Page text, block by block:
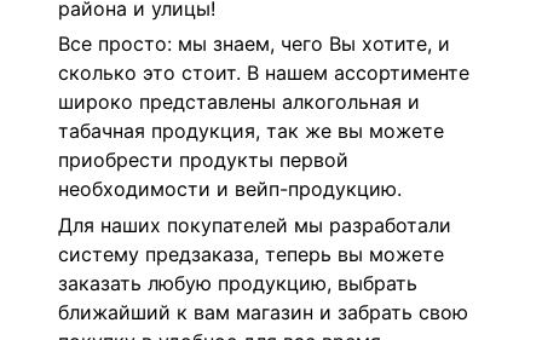
района и улицы!
Все просто: мы знаем, чего Вы хотите, и
сколько это стоит. В нашем ассортименте
широко представлены алкогольная и
табачная продукция, так же вы можете
приобрести продукты первой
необходимости и вейп-продукцию.
Для наших покупателей мы разработали
систему предзаказа, теперь вы можете
заказать любую продукцию, выбрать
ближайший к вам магазин и забрать свою